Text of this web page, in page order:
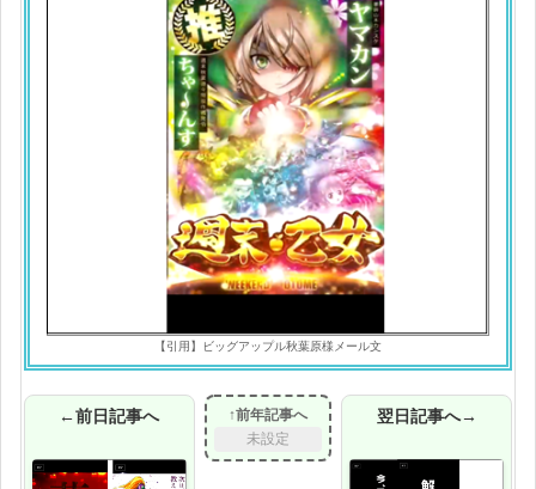
【引用】ビッグアップル秋葉原様メール文
←前日記事へ
↑前年記事へ
未設定
翌日記事へ→